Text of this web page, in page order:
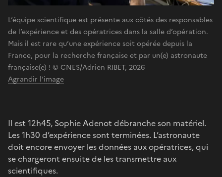
L’équipe scientifique est présente aux côtés des responsables
de l’expérience et des opératrices dans la salle d’opération.
Mais il est rare qu’une expérience soit opérée depuis la
France, pour la recherche française et par un(e) astronaute
française(e) ! © CNES/Adrien RIBET, 2026
Agrandir l'image
Il est 12h45, Sophie Adenot débranche son matériel.
Les 1h30 d’expérience sont terminées. L’astronaute
doit encore envoyer les données aux opératrices, qui
se chargeront ensuite de les transmettre aux
scientifiques.